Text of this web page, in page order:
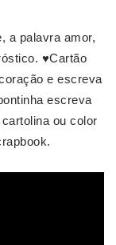
a palavra amor,
♥Cartão
e escreva
escreva
ou color